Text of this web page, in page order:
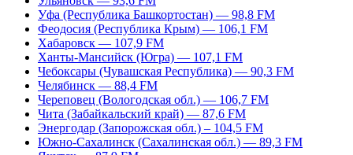
Уфа (Республика Башкортостан) — 98,8 FM
Феодосия (Республика Крым) — 106,1 FM
Хабаровск — 107,9 FM
Ханты-Мансийск (Югра) — 107,1 FM
Чебоксары (Чувашская Республика) — 90,3 FM
Челябинск — 88,4 FM
Череповец (Вологодская обл.) — 106,7 FM
Чита (Забайкальский край) — 87,6 FM
Энергодар (Запорожская обл.) – 104,5 FM
Южно-Сахалинск (Сахалинская обл.) — 89,3 FM